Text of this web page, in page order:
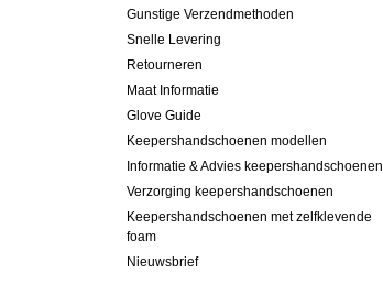
Gunstige Verzendmethoden
Snelle Levering
Retourneren
Maat Informatie
Glove Guide
Keepershandschoenen modellen
Informatie & Advies keepershandschoenen
Verzorging keepershandschoenen
Keepershandschoenen met zelfklevende
foam
Nieuwsbrief